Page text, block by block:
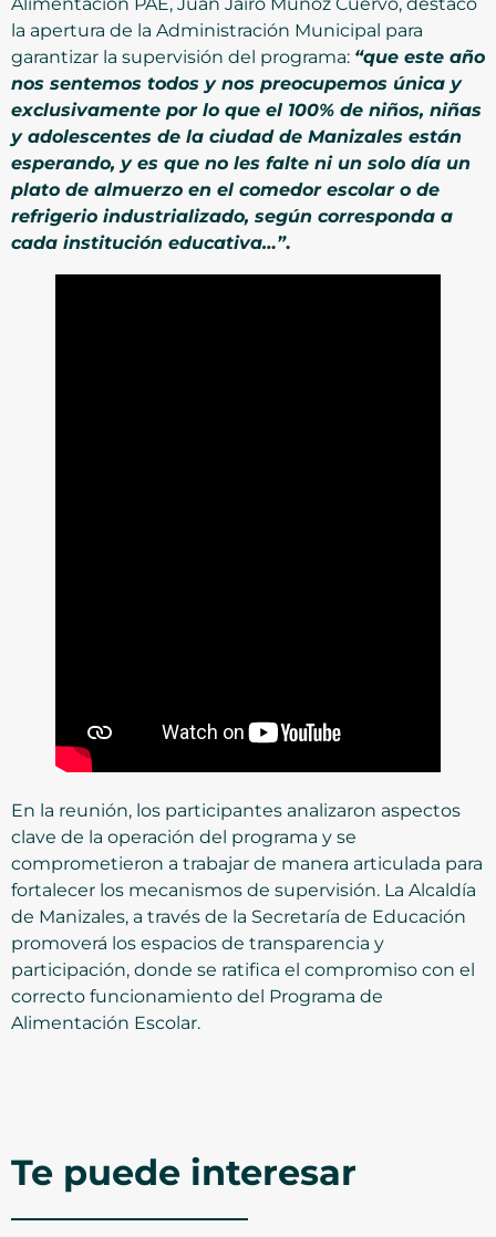
la apertura de la Administración Municipal para
garantizar la supervisión del programa: “que este año
nos sentemos todos y nos preocupemos única y
exclusivamente por lo que el 100% de niños, niñas
y adolescentes de la ciudad de Manizales están
esperando, y es que no les falte ni un solo día un
plato de almuerzo en el comedor escolar o de
refrigerio industrializado, según corresponda a
cada institución educativa…”.
En la reunión, los participantes analizaron aspectos
clave de la operación del programa y se
comprometieron a trabajar de manera articulada para
fortalecer los mecanismos de supervisión. La Alcaldía
de Manizales, a través de la Secretaría de Educación
promoverá los espacios de transparencia y
participación, donde se ratifica el compromiso con el
correcto funcionamiento del Programa de
Alimentación Escolar.
Te puede interesar